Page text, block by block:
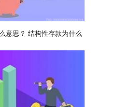
意思？ 结构性存款为什么